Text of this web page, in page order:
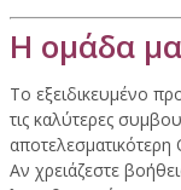
Η ομάδα
Το εξειδικευμένο
τις καλύτερες
αποτελεσματικότερη
Αν χρειάζεστε